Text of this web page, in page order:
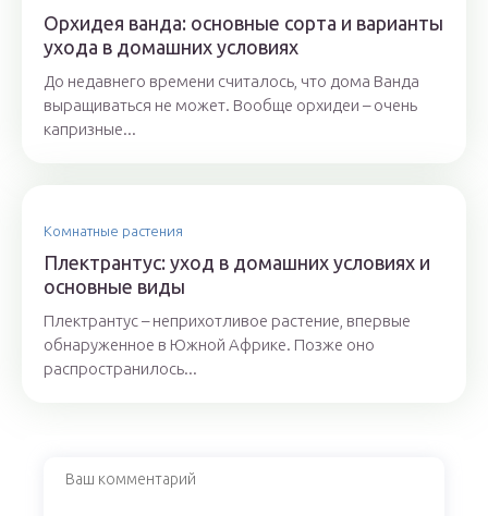
Орхидея ванда: основные сорта и варианты
ухода в домашних условиях
До недавнего времени считалось, что дома Ванда
выращиваться не может. Вообще орхидеи – очень
капризные...
Комнатные растения
Плектрантус: уход в домашних условиях и
основные виды
Плектрантус – неприхотливое растение, впервые
обнаруженное в Южной Африке. Позже оно
распространилось...